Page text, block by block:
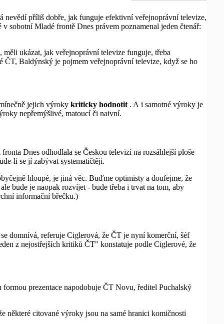
nevědí příliš dobře, jak funguje efektivní veřejnoprávní televize,
sobotní Mladé frontě Dnes právem poznamenal jeden čtenář:
ukázat, jak veřejnoprávní televize funguje, třeba
Baldýnský je pojmem veřejnoprávní televize, když se ho
jejich výroky kriticky hodnotit . A i samotné výroky je
nepřemýšlivé, matoucí či naivní.
Dnes odhodlala se Českou televizí na rozsáhlejší ploše
li se jí zabývat systematičtěji.
hloupé, je jiná věc. Buďme optimisty a doufejme, že
bude je naopak rozvíjet - bude třeba i trvat na tom, aby
informační břečku.)
domnívá, referuje Ciglerová, že ČT je nyní komerční, šéf
z nejostřejších kritiků ČT" konstatuje podle Ciglerové, že
prezentace napodobuje ČT Novu, ředitel Puchalský
některé citované výroky jsou na samé hranici komičnosti